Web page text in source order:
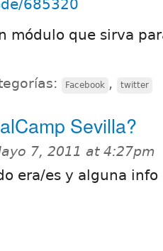
685320
módulo que sirva
Facebook , twitter
Sevilla?
7, 2011 at 4:27pm
era/es y alguna info